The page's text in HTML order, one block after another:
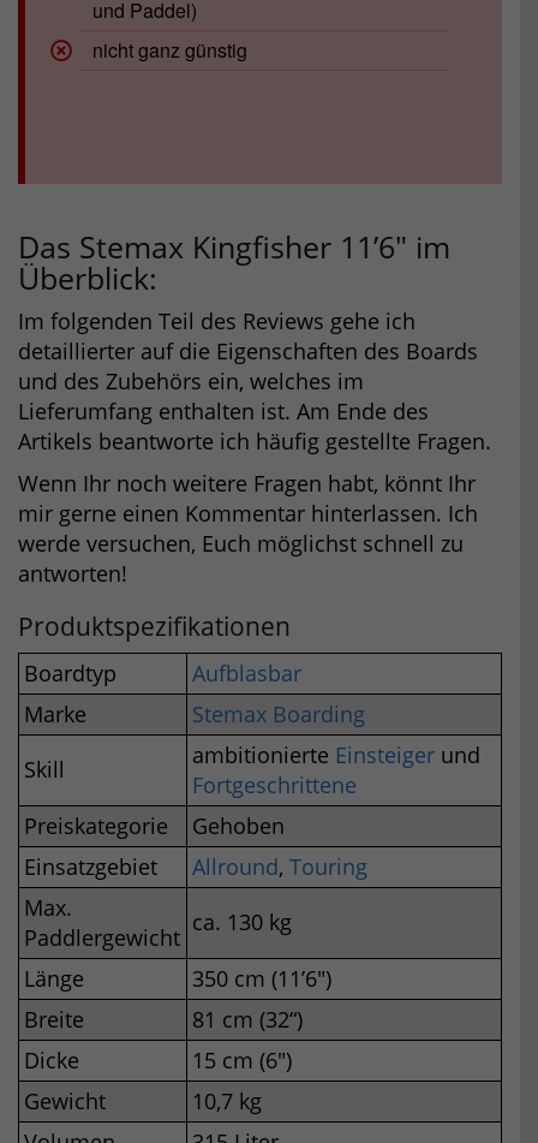
und Paddel)
nicht ganz günstig
Das Stemax Kingfisher 11’6″ im
Überblick:
Im folgenden Teil des Reviews gehe ich
detaillierter auf die Eigenschaften des Boards
und des Zubehörs ein, welches im
Lieferumfang enthalten ist. Am Ende des
Artikels beantworte ich häufig gestellte Fragen.
Wenn Ihr noch weitere Fragen habt, könnt Ihr
mir gerne einen Kommentar hinterlassen. Ich
werde versuchen, Euch möglichst schnell zu
antworten!
Produktspezifikationen
Boardtyp
Aufblasbar
Marke
Stemax Boarding
Skill
ambitionierte Einsteiger und
Fortgeschrittene
Preiskategorie
Gehoben
Einsatzgebiet
Allround,Touring
Max.
Paddlergewicht
ca. 130 kg
Länge
350 cm (11’6″)
Breite
81 cm (32“)
Dicke
15 cm (6″)
Gewicht
10,7 kg